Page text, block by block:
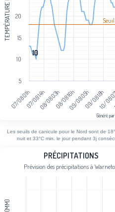
TEMPÉRATURE (°C)
10
10
07/08 01h07/08 14h08/08 03h08/08 16h09/08 05h09/08 18h
10/
5
10
15
20
Généré
Les seuils de canicule pour le Nord sont de
nuit et 33°C min. le jour pendant 3j
Bar chart with 98 bars.
The chart has 1 X axis displaying
PRÉCIPITATIONS
Prévision des précipitations à